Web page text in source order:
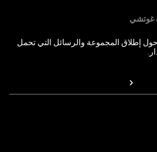
غوتشي
إطلاق المجموعة والرسائل التي تحمل